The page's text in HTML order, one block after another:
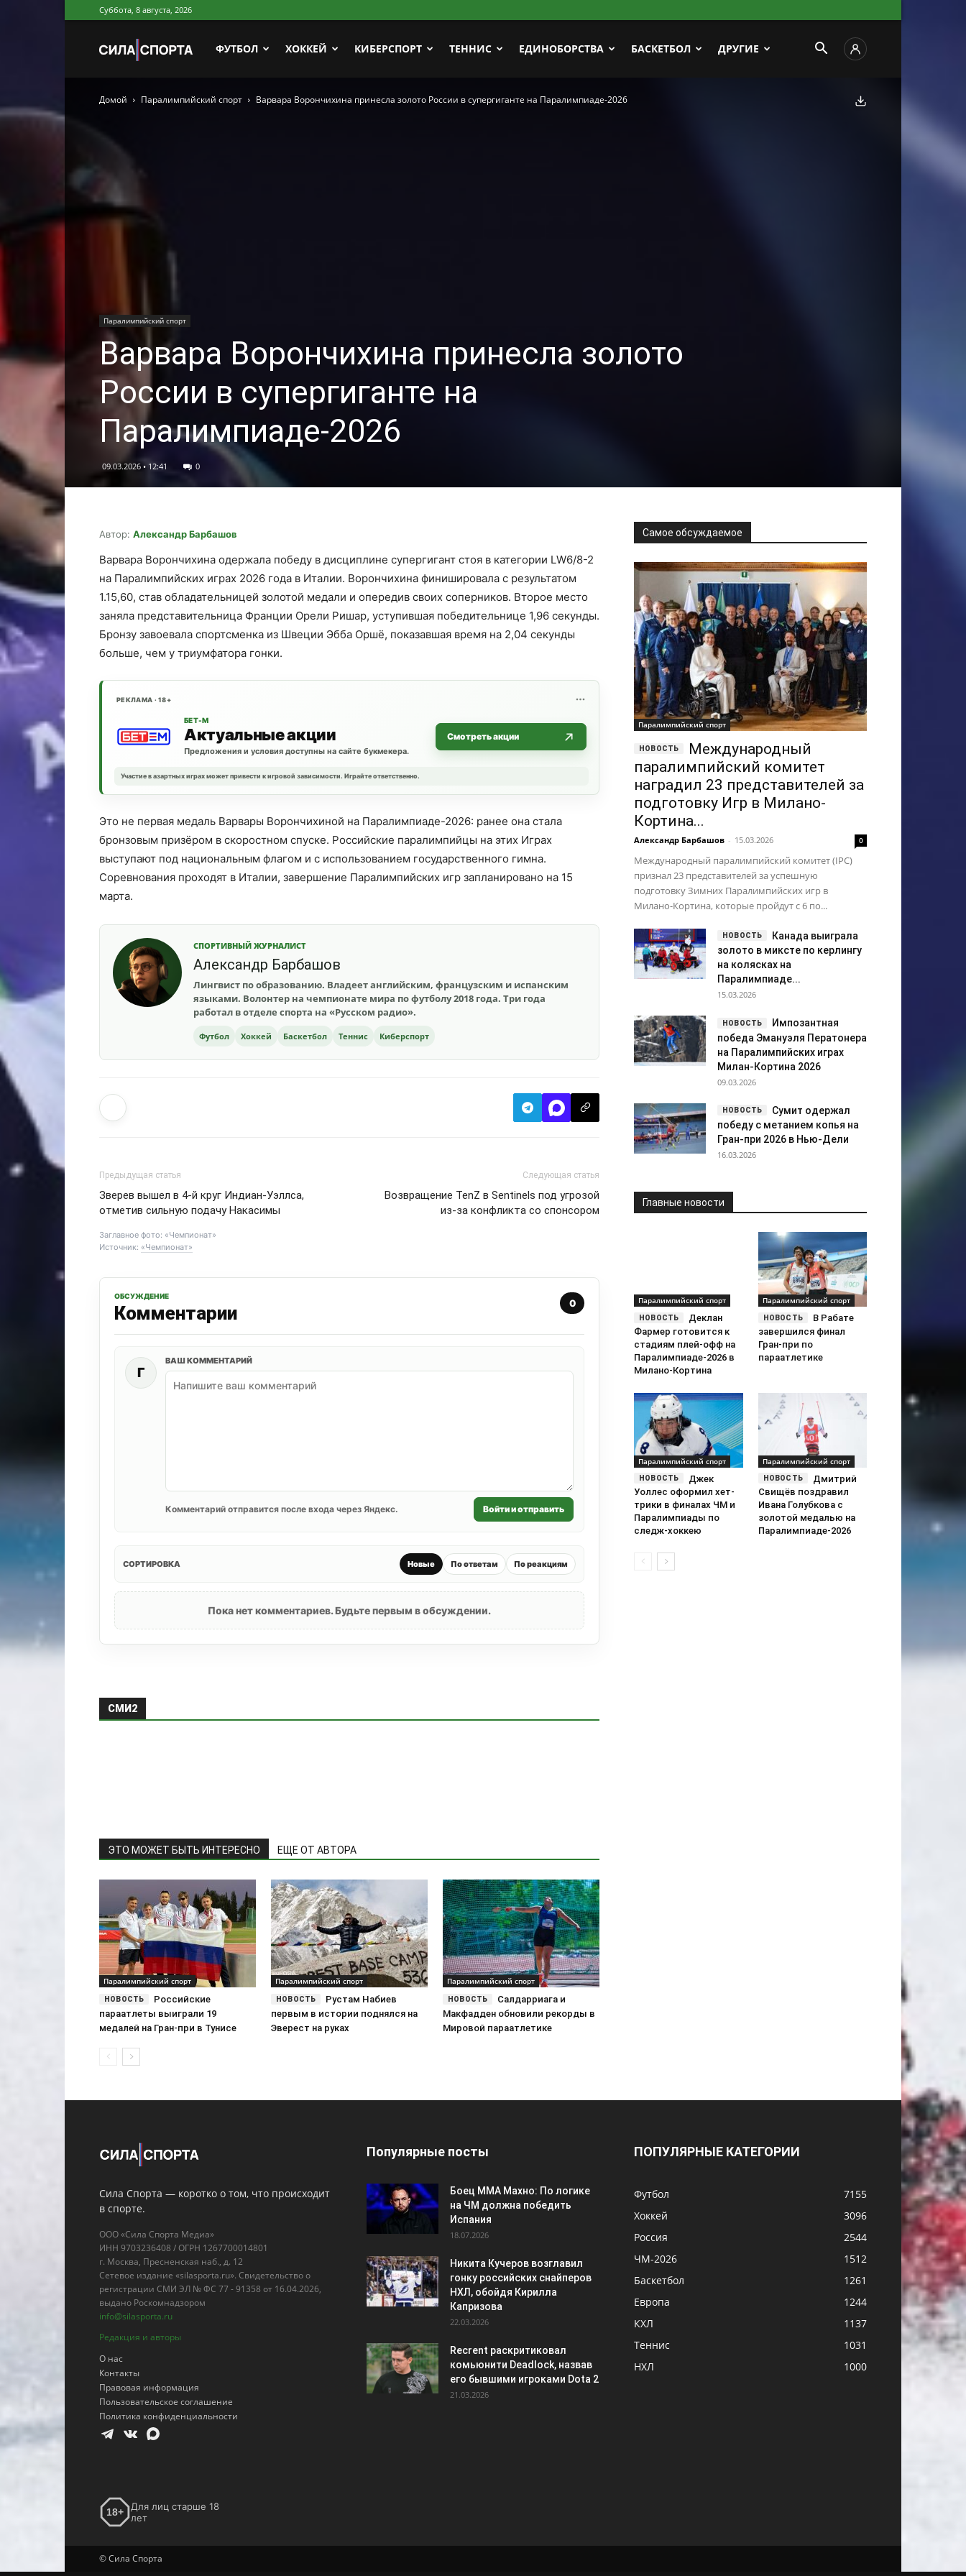
Суббота, 8 августа, 2026
Сила
Спорта
ФУТБОЛ ХОККЕЙ КИБЕРСПОРТ ТЕННИС ЕДИНОБОРСТВА БАСКЕТБОЛ ДРУГИЕ
Домой Паралимпийский спорт Варвара Ворончихина принесла золото России в супергиганте на Паралимпиаде-2026
Паралимпийский спорт
Варвара Ворончихина принесла золото
России в супергиганте на
Паралимпиаде-2026
09.03.2026 • 12:41 0
Скачать фото
Автор: Александр Барбашов
Варвара Ворончихина одержала победу в дисциплине супергигант стоя в категории LW6/8-2
на Паралимпийских играх 2026 года в Италии. Ворончихина финишировала с результатом
1.15,60, став обладательницей золотой медали и опередив своих соперников. Второе место
заняла представительница Франции Орели Ришар, уступившая победительнице 1,96 секунды.
Бронзу завоевала спортсменка из Швеции Эбба Оршё, показавшая время на 2,04 секунды
больше, чем у триумфатора гонки.
РЕКЛАМА · 18+
БЕТ-М
Актуальные акции
Предложения и условия доступны на сайте букмекера.
Смотреть акции
Участие в азартных играх может привести к игровой зависимости. Играйте ответственно.
Это не первая медаль Варвары Ворончихиной на Паралимпиаде-2026: ранее она стала
бронзовым призёром в скоростном спуске. Российские паралимпийцы на этих Играх
выступают под национальным флагом и с использованием государственного гимна.
Соревнования проходят в Италии, завершение Паралимпийских игр запланировано на 15
марта.
СПОРТИВНЫЙ ЖУРНАЛИСТ
Александр Барбашов
Лингвист по образованию. Владеет английским, французским и испанским
языками. Волонтер на чемпионате мира по футболу 2018 года. Три года
работал в отделе спорта на «Русском радио».
Футбол Хоккей Баскетбол Теннис Киберспорт
Предыдущая статья
Зверев вышел в 4-й круг Индиан-Уэллса,
отметив сильную подачу Накасимы
Следующая статья
Возвращение TenZ в Sentinels под угрозой
из-за конфликта со спонсором
Заглавное фото: «Чемпионат»
Источник: «Чемпионат»
ОБСУЖДЕНИЕ
Комментарии 0
Г
ВАШ КОММЕНТАРИЙ
Комментарий отправится после входа через Яндекс. Войти и отправить
СОРТИРОВКА Новые По ответам По реакциям
Пока нет комментариев. Будьте первым в обсуждении.
СМИ2
ЭТО МОЖЕТ БЫТЬ ИНТЕРЕСНО ЕЩЕ ОТ АВТОРА
Паралимпийский спорт
Российские
параатлеты выиграли 19
медалей на Гран-при в Тунисе
Паралимпийский спорт
Рустам Набиев
первым в истории поднялся на
Эверест на руках
Паралимпийский спорт
Салдарриага и
Макфадден обновили рекорды в
Мировой параатлетике
Самое обсуждаемое
Паралимпийский спорт
Международный
паралимпийский комитет
наградил 23 представителей за
подготовку Игр в Милано-
Кортина...
Александр Барбашов - 15.03.2026 0
Международный паралимпийский комитет (IPC)
признал 23 представителей за успешную
подготовку Зимних Паралимпийских игр в
Милано-Кортина, которые пройдут с 6 по...
Канада выиграла
золото в миксте по керлингу
на колясках на
Паралимпиаде...
15.03.2026
Импозантная
победа Эмануэля Ператонера
на Паралимпийских играх
Милан-Кортина 2026
09.03.2026
Сумит одержал
победу с метанием копья на
Гран-при 2026 в Нью-Дели
16.03.2026
Главные новости
Паралимпийский спорт
Деклан
Фармер готовится к
стадиям плей-офф на
Паралимпиаде-2026 в
Милано-Кортина
Паралимпийский спорт
В Рабате
завершился финал
Гран-при по
параатлетике
Паралимпийский спорт
Джек
Уоллес оформил хет-
трики в финалах ЧМ и
Паралимпиады по
следж-хоккею
Паралимпийский спорт
Дмитрий
Свищёв поздравил
Ивана Голубкова с
золотой медалью на
Паралимпиаде-2026
Сила Спорта — коротко о том, что происходит
в спорте.
ООО «Сила Спорта Медиа»
ИНН 9703236408 / ОГРН 1267700014801
г. Москва, Пресненская наб., д. 12
Сетевое издание «silasporta.ru». Свидетельство о
регистрации СМИ ЭЛ № ФС 77 - 91358 от 16.04.2026,
выдано Роскомнадзором
info@silasporta.ru
Редакция и авторы
О нас
Контакты
Правовая информация
Пользовательское соглашение
Политика конфиденциальности
18+
Для лиц старше 18
лет
Популярные посты
Боец ММА Махно: По логике
на ЧМ должна победить
Испания
18.07.2026
Никита Кучеров возглавил
гонку российских снайперов
НХЛ, обойдя Кирилла
Капризова
22.03.2026
Recrent раскритиковал
комьюнити Deadlock, назвав
его бывшими игроками Dota 2
21.03.2026
ПОПУЛЯРНЫЕ КАТЕГОРИИ
Футбол
7155
Хоккей
3096
Россия
2544
ЧМ-2026
1512
Баскетбол
1261
Европа
1244
КХЛ
1137
Теннис
1031
НХЛ
1000
© Сила Спорта